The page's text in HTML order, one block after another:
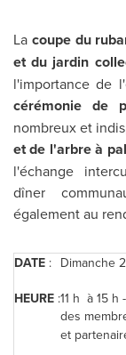
La coupe du
et du jardin
l'importance de
cérémonie de
nombreux et
et de l'arbre à
l'échange
dîner
également au
DATE : Dimanche
HEURE :11 h à 15 h
des
et